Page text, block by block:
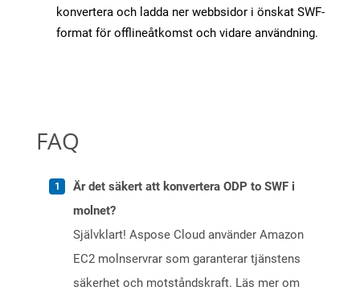
konvertera och ladda ner webbsidor i önskat SWF-
format för offlineåtkomst och vidare användning.
FAQ
Är det säkert att konvertera ODP to SWF i
molnet?
Självklart! Aspose Cloud använder Amazon
EC2 molnservrar som garanterar tjänstens
säkerhet och motståndskraft. Läs mer om